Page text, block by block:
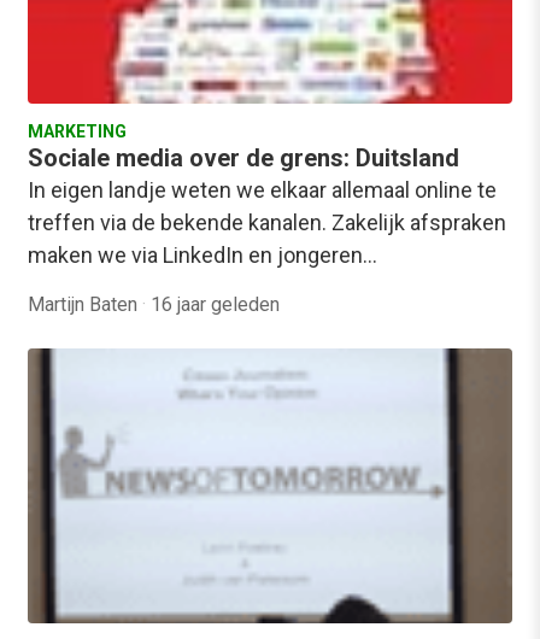
MARKETING
Sociale media over de grens: Duitsland
In eigen landje weten we elkaar allemaal online te
treffen via de bekende kanalen. Zakelijk afspraken
maken we via LinkedIn en jongeren…
Martijn Baten · 16 jaar geleden